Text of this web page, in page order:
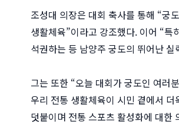
조성대 의장은 대회 축사를 통해 “궁
생활체육”이라고 강조했다. 이어 “
석권하는 등 남양주 궁도의 뛰어난
그는 또한 “오늘 대회가 궁도인 여러
우리 전통 생활체육이 시민 곁에서
덧붙이며 전통 스포츠 활성화에 대한